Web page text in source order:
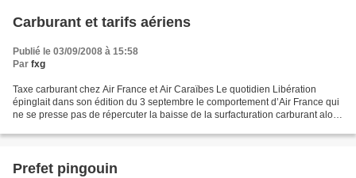
Carburant et tarifs aériens
Publié le 03/09/2008 à 15:58
Par fxg
Taxe carburant chez Air France et Air Caraïbes Le quotidien Libération
épinglait dans son édition du 3 septembre le comportement d’Air France qui
ne se presse pas de répercuter la baisse de la surfacturation carburant alors
Prefet pingouin